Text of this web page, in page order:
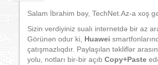
Salam İbrahim bəy, TechNet.Az-a xoş
Sizin verdiyiniz sualı internetdə bir az
Görünən odur ki, Huawei
çatışmazlıqdır. Paylaşılan təkliflər
yolu, notları bir-bir açıb Copy+Paste